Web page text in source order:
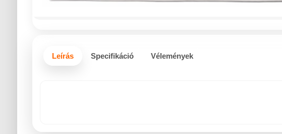
Leírás Specifikáció Vélemények